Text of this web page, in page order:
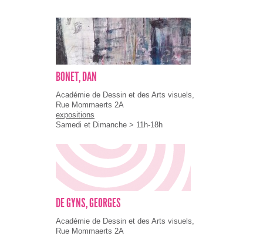
BONET, DAN
Académie de Dessin et des Arts visuels,
Rue Mommaerts 2A
expositions
Samedi et Dimanche > 11h-18h
DE GYNS, GEORGES
Académie de Dessin et des Arts visuels,
Rue Mommaerts 2A